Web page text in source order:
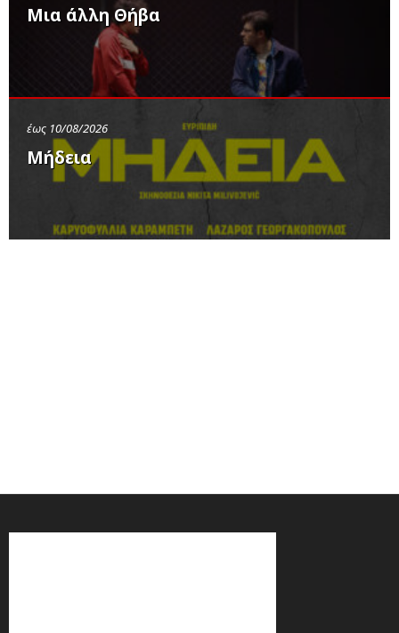
Μια άλλη Θήβα
έως 10/08/2026
Μήδεια